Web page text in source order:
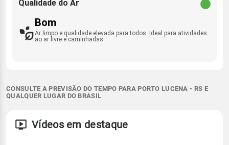
Qualidade do Ar
Bom
Ar limpo e qualidade elevada para todos. Ideal para atividades
ao ar livre e caminhadas.
CONSULTE A PREVISÃO DO TEMPO PARA PORTO LUCENA - RS E
QUALQUER LUGAR DO BRASIL
Vídeos em destaque